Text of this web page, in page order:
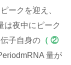
ークを迎え、
は夜中にピーク
子自身の （ ②
量が